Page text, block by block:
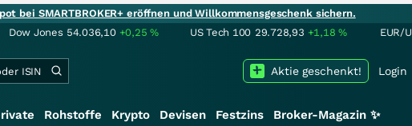
bei SMARTBROKER+ eröffnen und Willkommensgeschenk sichern.
Dow Jones 54.036,10 +0,25% US Tech 100 29.728,93 +1,18% EUR/
Login
Aktie geschenkt!
Rohstoffe Krypto Devisen Festzins Broker-Magazin ✨